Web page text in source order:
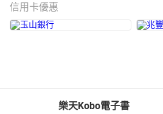
信用卡優惠
樂天Kobo電子書